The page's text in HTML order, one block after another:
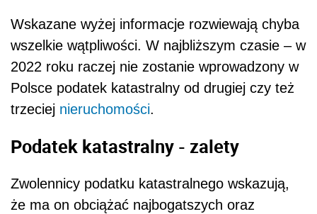
Wskazane wyżej informacje rozwiewają chyba
wszelkie wątpliwości. W najbliższym czasie – w
2022 roku raczej nie zostanie wprowadzony w
Polsce podatek katastralny od drugiej czy też
trzeciej nieruchomości.
Podatek katastralny - zalety
Zwolennicy podatku katastralnego wskazują,
że ma on obciążać najbogatszych oraz